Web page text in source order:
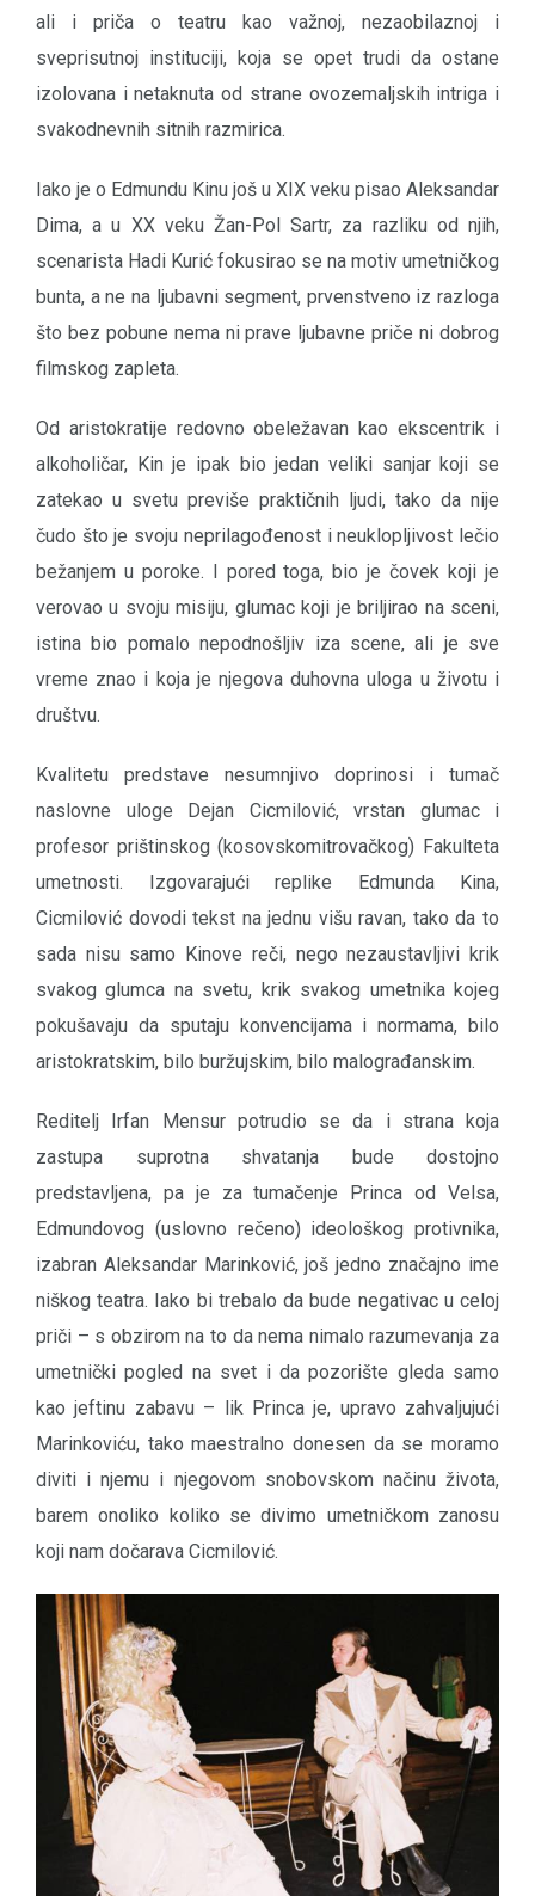
ali i priča o teatru kao važnoj, nezaobilaznoj i
sveprisutnoj instituciji, koja se opet trudi da ostane
izolovana i netaknuta od strane ovozemaljskih intriga i
svakodnevnih sitnih razmirica.
Iako je o Edmundu Kinu još u XIX veku pisao Aleksandar
Dima, a u XX veku Žan-Pol Sartr, za razliku od njih,
scenarista Hadi Kurić fokusirao se na motiv umetničkog
bunta, a ne na ljubavni segment, prvenstveno iz razloga
što bez pobune nema ni prave ljubavne priče ni dobrog
filmskog zapleta.
Od aristokratije redovno obeležavan kao ekscentrik i
alkoholičar, Kin je ipak bio jedan veliki sanjar koji se
zatekao u svetu previše praktičnih ljudi, tako da nije
čudo što je svoju neprilagođenost i neuklopljivost lečio
bežanjem u poroke. I pored toga, bio je čovek koji je
verovao u svoju misiju, glumac koji je briljirao na sceni,
istina bio pomalo nepodnošljiv iza scene, ali je sve
vreme znao i koja je njegova duhovna uloga u životu i
društvu.
Kvalitetu predstave nesumnjivo doprinosi i tumač
naslovne uloge Dejan Cicmilović, vrstan glumac i
profesor prištinskog (kosovskomitrovačkog) Fakulteta
umetnosti. Izgovarajući replike Edmunda Kina,
Cicmilović dovodi tekst na jednu višu ravan, tako da to
sada nisu samo Kinove reči, nego nezaustavljivi krik
svakog glumca na svetu, krik svakog umetnika kojeg
pokušavaju da sputaju konvencijama i normama, bilo
aristokratskim, bilo buržujskim, bilo malograđanskim.
Reditelj Irfan Mensur potrudio se da i strana koja
zastupa suprotna shvatanja bude dostojno
predstavljena, pa je za tumačenje Princa od Velsa,
Edmundovog (uslovno rečeno) ideološkog protivnika,
izabran Aleksandar Marinković, još jedno značajno ime
niškog teatra. Iako bi trebalo da bude negativac u celoj
priči – s obzirom na to da nema nimalo razumevanja za
umetnički pogled na svet i da pozorište gleda samo
kao jeftinu zabavu – lik Princa je, upravo zahvaljujući
Marinkoviću, tako maestralno donesen da se moramo
diviti i njemu i njegovom snobovskom načinu života,
barem onoliko koliko se divimo umetničkom zanosu
koji nam dočarava Cicmilović.